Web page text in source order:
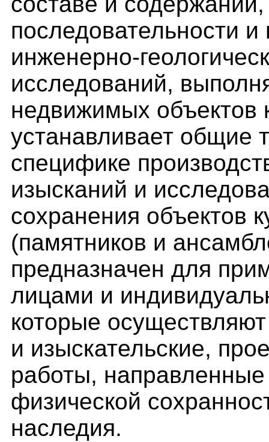
последовательности
инженерно-
исследований,
недвижимых объектов
устанавливает общие
специфике
изысканий и
сохранения объектов
(памятников и
предназначен для
лицами и
которые
и изыскательские,
работы,
физической
наследия.